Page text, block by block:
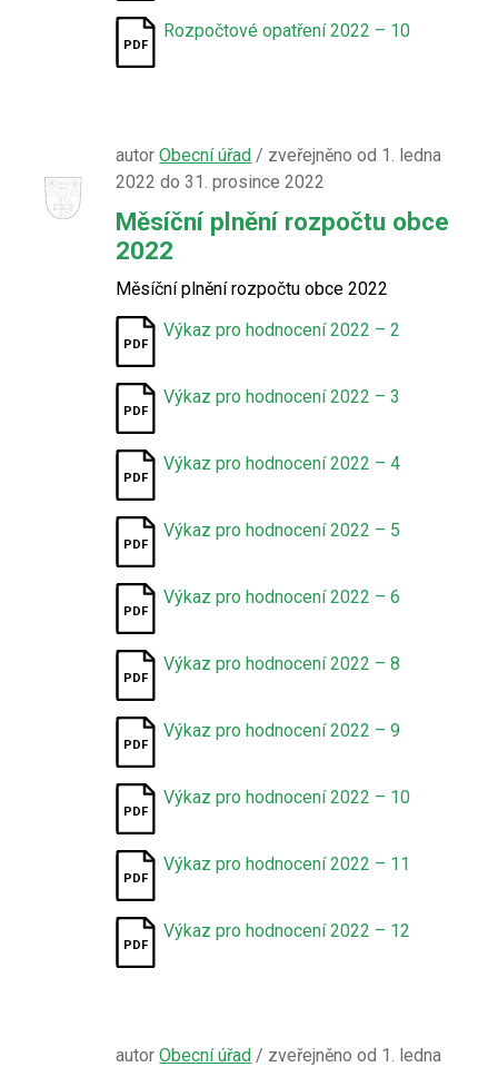
Rozpočtové opatření 2022 – 10
autorObecní úřad / zveřejněno od 1. ledna
2022 do 31. prosince 2022
Měsíční plnění rozpočtu obce
2022
Měsíční plnění rozpočtu obce 2022
Výkaz pro hodnocení 2022 – 2
Výkaz pro hodnocení 2022 – 3
Výkaz pro hodnocení 2022 – 4
Výkaz pro hodnocení 2022 – 5
Výkaz pro hodnocení 2022 – 6
Výkaz pro hodnocení 2022 – 8
Výkaz pro hodnocení 2022 – 9
Výkaz pro hodnocení 2022 – 10
Výkaz pro hodnocení 2022 – 11
Výkaz pro hodnocení 2022 – 12
autorObecní úřad / zveřejněno od 1. ledna